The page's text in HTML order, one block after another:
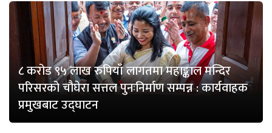
८ करोड ९५ लाख रुपियाँ लागतमा महाङ्काल मन्दिर
परिसरको चौघेरा सत्तल पुनःनिर्माण सम्पन्न : कार्यवाहक
प्रमुखबाट उद्घाटन